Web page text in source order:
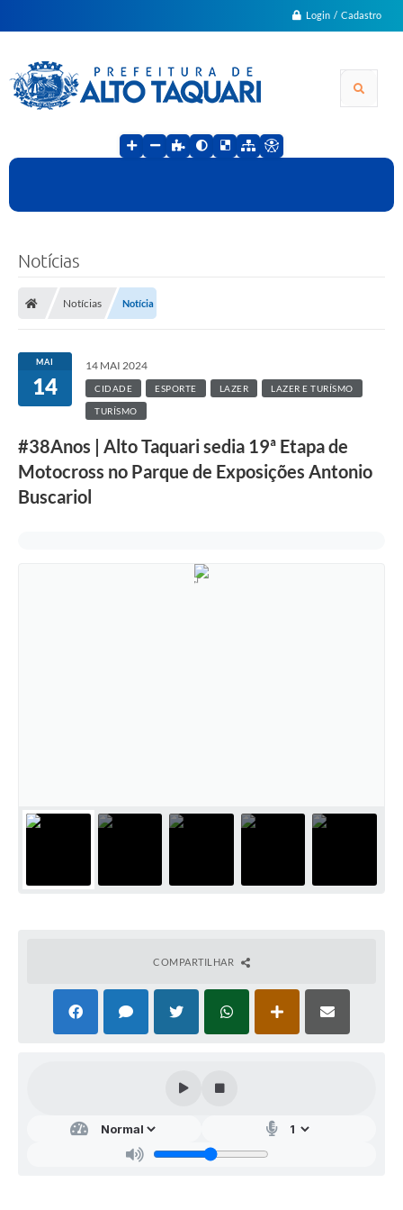
Login / Cadastro
Notícias
Notícias Notícia
MAI
14
14 MAI 2024
CIDADE ESPORTE LAZER LAZER E TURÍSMO
TURÍSMO
#38Anos | Alto Taquari sedia 19ª Etapa de
Motocross no Parque de Exposições Antonio
Buscariol
COMPARTILHAR